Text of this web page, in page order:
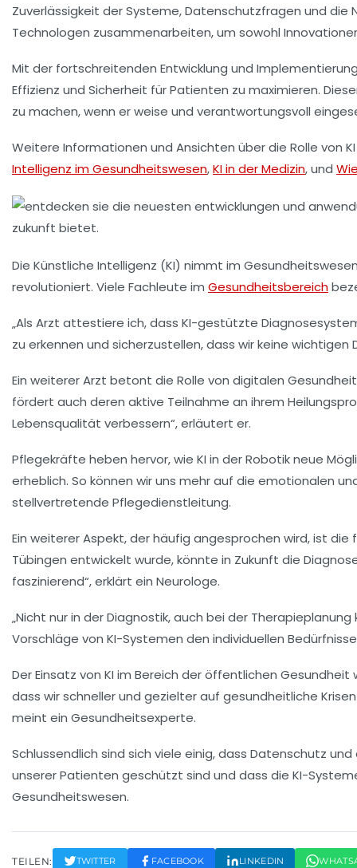
Zuverlässigkeit der Systeme, Datenschutzfragen und die
Technologen zusammenarbeiten, um sowohl
Mit der fortschreitenden Entwicklung und
Effizienz und Sicherheit für Patienten zu maximieren.
zu machen, wenn er weise und verantwortungsvoll
Weitere Informationen und Ansichten über die Rolle von
Intelligenz im Gesundheitswesen,KI in der Medizin, und
Die Künstliche Intelligenz (KI) nimmt im
revolutioniert. Viele Fachleute im Gesundheitsbereich
„Als Arzt attestiere ich, dass KI-gestützte
zu erkennen und sicherzustellen, dass wir keine
Ein weiterer Arzt betont die Rolle von digitalen
fördert auch deren aktive Teilnahme an ihrem
Lebensqualität verbessern“, erläutert er.
Pflegekräfte heben hervor, wie KI in derRobotikneue
erheblich. So können wir uns mehr auf die emotionalen
stellvertretende Pflegedienstleitung.
Ein weiterer Aspekt, der häufig angesprochen wird, ist die
Tübingen entwickelt wurde, könnte in Zukunft die
faszinierend“, erklärt ein Neurologe.
„Nicht nur in der Diagnostik, auch bei der Therapieplanung
Vorschläge von KI-Systemen den individuellen
Der Einsatz von KI im Bereich der öffentlichen
dass wir schneller und gezielter auf gesundheitliche
meint ein Gesundheitsexperte.
Schlussendlich sind sich viele einig, dass Datenschutz und
unserer Patienten geschützt sind und dass die KI-
Gesundheitswesen.
TEILEN: TWITTER FACEBOOK LINKEDIN